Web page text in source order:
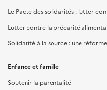
Le Pacte des solidarités : lutter
Lutter contre la précarité
Solidarité à la source : une
Enfance et famille
Soutenir la parentalité